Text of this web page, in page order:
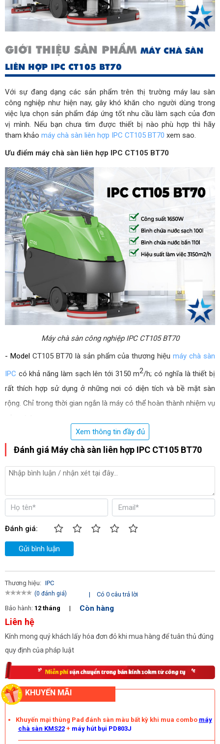
Công suất (W) 1650
GIỚI THIỆU SẢN PHẨM MÁY CHÀ SÀN
LIÊN HỢP IPC CT105 BT70
Với sự đang dạng các sản phẩm trên thị trường máy lau sàn
công nghiệp như hiện nay, gây khó khăn cho người dùng trong
việc lựa chọn sản phẩm đáp ứng tốt nhu cầu làm sạch của đơn
vị mình. Nếu bạn chưa tìm được thiết bị nào phù hợp thì hãy
tham khảo máy chà sàn liên hợp IPC CT105 BT70 xem sao.
Ưu điểm máy chà sàn liên hợp IPC CT105 BT70
Máy chà sàn công nghiệp IPC CT105 BT70
- Model CT105 BT70 là sản phẩm của thương hiệu máy chà sàn
IPC có khả năng làm sạch lên tới 3150 m2/h; có nghĩa là thiết bị
rất thích hợp sử dụng ở những nơi có diện tích và bề mặt sàn
rộng. Chỉ trong thời gian ngắn là máy có thể hoàn thành nhiệm vụ
- Máy có kích thước và trọng lượng khá lớn nhưng đây không còn
là vấn đề bởi được tích hợp tay đẩy và bánh xe di chuyển linh
hoạt; người dùng có thể đưa máy tới mọi vị trí làm sạch trong
- Ngoài ra, IPC CT105 BT70 là loại máy chà sàn dùng bình
có thể vận hành liên tục trong 4,5 giờ đồng hồ, rất thích hợp với
những công việc với tần suất thường xuyên và liên tục; giúp tăng
năng suất công việc, hoàn thành đúng tiến độ, đảm bảo hiệu quả
Xem thông tin đầy đủ
Đánh giá Máy chà sàn liên hợp IPC CT105 BT70
Đánh giá:
Gửi bình luận
Thương hiệu: IPC
(0 đánh giá) |
Có 0 câu trả lời
Bảo hành: 12 tháng | Còn hàng
Liên hệ
Kính mong quý khách lấy hóa đơn đỏ khi mua hàng để tuân thủ đúng
quy định của pháp luật
KHUYẾN MÃI
Khuyến mại thùng Pad đánh sàn màu bất kỳ khi mua combo máy
chà sàn KMS22+ máy hút bụi PD803J